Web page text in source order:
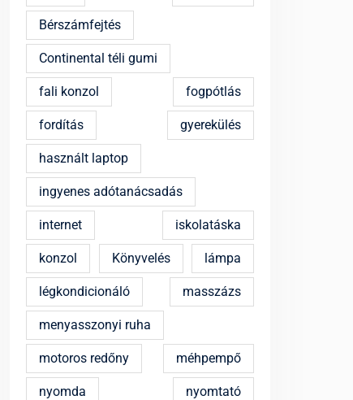
Bérszámfejtés
Continental téli gumi
fali konzol fogpótlás
fordítás gyerekülés
használt laptop
ingyenes adótanácsadás
internet iskolatáska
konzol Könyvelés lámpa
légkondicionáló masszázs
menyasszonyi ruha
motoros redőny méhpempő
nyomda nyomtató